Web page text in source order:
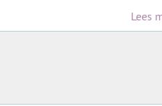
Lees